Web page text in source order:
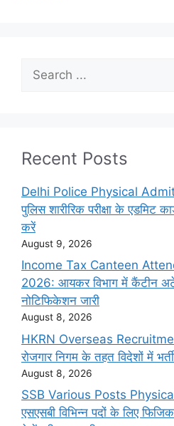
Recent Posts
Delhi Police Physical
पुलिस शारीरिक परीक्षा के एडमिट
करें
August 9, 2026
Income Tax Canteen
2026: आयकर विभाग में कैंटीन
नोटिफिकेशन जारी
August 8, 2026
HKRN Overseas
रोजगार निगम के तहत विदेशों में
August 8, 2026
SSB Various Posts
एसएसबी विभिन्न पदों के लिए